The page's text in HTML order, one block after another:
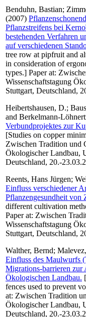
Benduhn, Bastian;
(2007)
Pflanzstreifens bei
bestehenden Verfahren
auf verschiedenen
tree row at pipfruit and
in consideration of
types.] Paper at:
Wissenschaftstagung
Stuttgart, Deutschland,
Heibertshausen, D.;
and Berkelmann-
Verbundprojektes zur
[Studies on copper
Zwischen Tradition und
Ökologischer Landbau,
Deutschland, 20.-
Reents, Hans Jürgen;
Einfluss verschiedener
Pflanzengesundheit
different cultivation
Paper at: Zwischen
Wissenschaftstagung
Stuttgart, Deutschland,
Walther, Bernd;
Einfluss des Maulwurfs
Migrations-barrieren zur
Ökologischen Landbau.
fences used to prevent
at: Zwischen Tradition
Ökologischer Landbau,
Deutschland, 20.-